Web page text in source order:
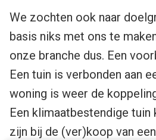
We zochten ook naar
basis niks met ons te
onze branche dus. Een
Een tuin is verbonden aan
woning is weer de
Een klimaatbestendige tuin
zijn bij de (ver)koop van